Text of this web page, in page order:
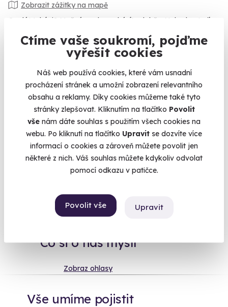
Ctíme vaše soukromí, pojďme
vyřešit cookies
Náš web používá cookies, které vám usnadní
procházení stránek a umožní zobrazení relevantního
obsahu a reklamy. Díky cookies můžeme také tyto
stránky zlepšovat. Kliknutím na tlačítko Povolit
vše nám dáte souhlas s použitím všech cookies na
webu. Po kliknutí na tlačítko Upravit se dozvíte více
informací o cookies a zároveň můžete povolit jen
některé z nich. Váš souhlas můžete kdykoliv odvolat
pomocí odkazu v patičce.
Povolit vše Upravit
Zobrazit zážitky na mapě
Co dát tchýni? Možná spolu vycházíte dobře. Nebo byste jí
nejradši dali pěkně po mafiánsku polibek smrti? Tak či onak
pro vás máme řešení. Darujte vaší tchýni zážitek. Je to
správná ženská? Dejte jílet balónemnad nějakou pěknou
krajinou. Má generálské sklony? Co takhle jí něco nenápadně
naznačit a poslat ji naprojížďku v tanku? Žije příliš ve stínu
manžela? Na dlouhémasáži, kde bude alespoň na chvíli
středobodem vesmíru, se hezky zrelaxuje. Nebojte se
nakoupit, I když si nejste na 100 % jistí, jestli jste vybrali
dobře. Tchýně si zážitek může vyměnit za jiný, přesně podle
svého gusta
96% spokojenost zákazníků.
Co si o nás myslí
Zobraz ohlasy
Vše umíme pojistit